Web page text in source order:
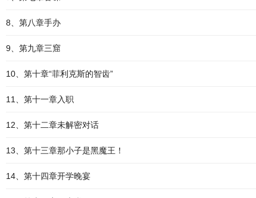
8、第八章手办
9、第九章三窟
10、第十章“菲利克斯的智齿”
11、第十一章入职
12、第十二章未解密对话
13、第十三章那小子是黑魔王！
14、第十四章开学晚宴